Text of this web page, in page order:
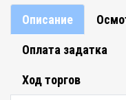
Описание
Оплата задатка
Ход торгов